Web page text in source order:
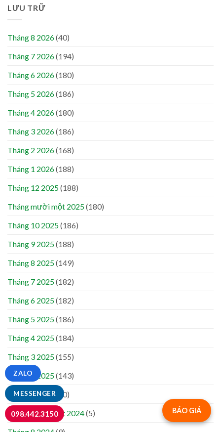
LƯU TRỮ
Tháng 8 2026(40)
Tháng 7 2026(194)
Tháng 6 2026(180)
Tháng 5 2026(186)
Tháng 4 2026(180)
Tháng 3 2026(186)
Tháng 2 2026(168)
Tháng 1 2026(188)
Tháng 12 2025(188)
Tháng mười một 2025(180)
Tháng 10 2025(186)
Tháng 9 2025(188)
Tháng 8 2025(149)
Tháng 7 2025(182)
Tháng 6 2025(182)
Tháng 5 2025(186)
Tháng 4 2025(184)
Tháng 3 2025(155)
Tháng 2 2025(143)
Tháng 1 2025(50)
Tháng mười một 2024(5)
BÁO GIÁ
MESSENGER
ZALO
098.442.3150